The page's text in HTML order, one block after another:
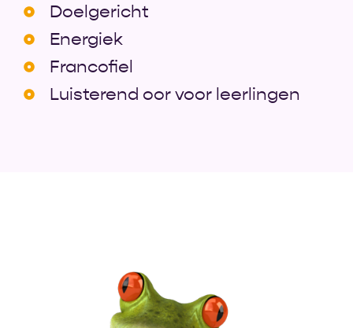
Doelgericht
Energiek
Francofiel
Luisterend oor voor leerlingen